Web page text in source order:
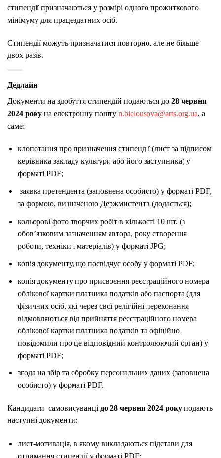
стипендії призначаються у розмірі одного прожиткового
мінімуму для працездатних осіб.
Стипендії можуть призначатися повторно, але не більше
двох разів.
Дедлайн
Документи на здобуття стипендій подаються до 28 червня
2024 року на електронну пошту n.bielousova@arts.org.ua, а
саме:
клопотання про призначення стипендії (лист за підписом
керівника закладу культури або його заступника) у
форматі PDF;
заявка претендента (заповнена особисто) у форматі PDF,
за формою, визначеною Держмистецтв (додається);
кольорові фото творчих робіт в кількості 10 шт. (з
обов’язковим зазначенням автора, року створення
роботи, техніки і матеріалів) у форматі JPG;
копія документу, що посвідчує особу у форматі PDF;
копія документу про присвоєння реєстраційного номера
облікової картки платника податків або паспорта (для
фізичних осіб, які через свої релігійні переконання
відмовляються від прийняття реєстраційного номера
облікової картки платника податків та офіційно
повідомили про це відповідний контролюючий орган) у
форматі PDF;
згода на збір та обробку персональних даних (заповнена
особисто) у форматі PDF.
Кандидати–самовисуванці до 28 червня 2024 року подають
наступні документи:
лист-мотивація, в якому викладаються підстави для
отримання стипендії у форматі PDF;